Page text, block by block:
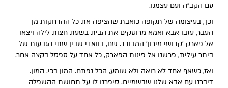
עם הקב"ה ועם עצמנו.
וכך, בעיצומה של תקופה כואבת שהציפה את כל ההדחקות מן
העבר, עזבו אבא ואמא מרוסקים את הבית בשעת חצות לילה ויצאו
אל פארק 'קדושי מירון' המבודד. שם, בוואדי שבין שתי הגבעות של
ביתר עילית, פרשנו אל פינות הפארק, כל אחד על ספסל בקצה אחר.
ואז, כשאף אחד לא רואה ולא שומע, הכל נפתח. המון בכי. המון.
דיברנו עם אבא שלנו שבשמיים. סיפרנו לו על תחושת ההשפלה